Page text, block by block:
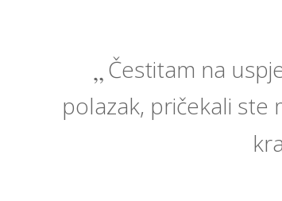
Čestitam na
polazak, pričekali ste